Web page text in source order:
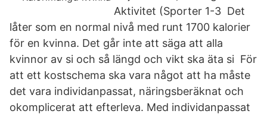
Aktivitet (Sporter 1-3 Det
låter som en normal nivå med runt 1700 kalorier
för en kvinna. Det går inte att säga att alla
kvinnor av si och så längd och vikt ska äta si För
att ett kostschema ska vara något att ha måste
det vara individanpassat, näringsberäknat och
okomplicerat att efterleva. Med individanpassat